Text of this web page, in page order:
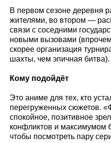
В первом сезоне деревня
жителями, во втором —
связи с соседними
новыми вызовами
скорее организация
шахты, чем эпичная битва).
Кому подойдёт
Это аниме для тех, кто
перегруженных сюжетов.
спокойное, позитивное
конфликтов и максимумом
чтобы посмотреть пару